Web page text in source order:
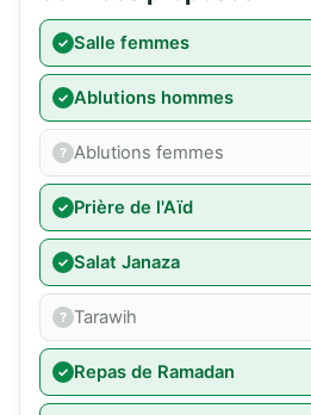
Salle femmes
Ablutions hommes
Ablutions femmes
Prière de l'Aïd
Salat Janaza
Tarawih
Repas de Ramadan